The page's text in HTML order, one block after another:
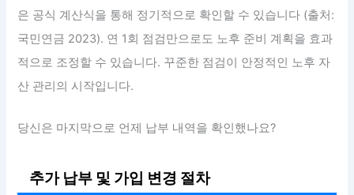
은 공식 계산식을 통해 정기적으로 확인할 수 있습니다 (출처:
국민연금 2023). 연 1회 점검만으로도 노후 준비 계획을 효과
적으로 조정할 수 있습니다. 꾸준한 점검이 안정적인 노후 자
산 관리의 시작입니다.
당신은 마지막으로 언제 납부 내역을 확인했나요?
추가 납부 및 가입 변경 절차